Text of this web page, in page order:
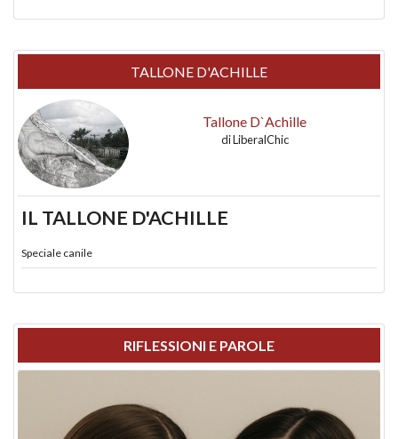
TALLONE D'ACHILLE
Tallone D`Achille
diLiberalChic
IL TALLONE D'ACHILLE
Speciale canile
RIFLESSIONI E PAROLE